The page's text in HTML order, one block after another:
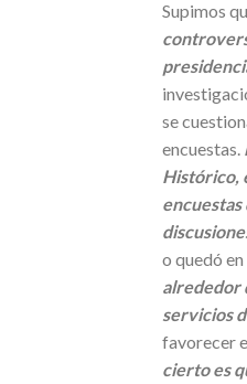
Supimos
se
encuestas.
Histórico,
o quedó
alrededor
servicios
favorecer
cierto es